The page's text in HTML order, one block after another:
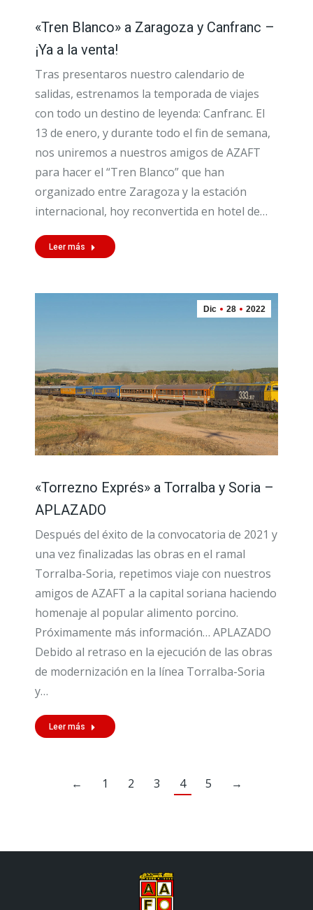
«Tren Blanco» a Zaragoza y Canfranc –
¡Ya a la venta!
Tras presentaros nuestro calendario de
salidas, estrenamos la temporada de viajes
con todo un destino de leyenda: Canfranc. El
13 de enero, y durante todo el fin de semana,
nos uniremos a nuestros amigos de AZAFT
para hacer el “Tren Blanco” que han
organizado entre Zaragoza y la estación
internacional, hoy reconvertida en hotel de…
Leer más
Dic 28 2022
«Torrezno Exprés» a Torralba y Soria –
APLAZADO
Después del éxito de la convocatoria de 2021 y
una vez finalizadas las obras en el ramal
Torralba-Soria, repetimos viaje con nuestros
amigos de AZAFT a la capital soriana haciendo
homenaje al popular alimento porcino.
Próximamente más información… APLAZADO
Debido al retraso en la ejecución de las obras
de modernización en la línea Torralba-Soria
y…
Leer más
← 1 2 3 4 5 →